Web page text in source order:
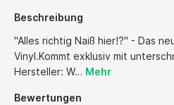
Beschreibung
"Alles richtig Naiß hier!?" - Das
Vinyl.Kommt exklusiv mit
Hersteller: W… Mehr
Bewertungen